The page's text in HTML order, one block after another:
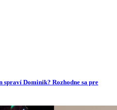
spraví Dominik? Rozhodne sa pre